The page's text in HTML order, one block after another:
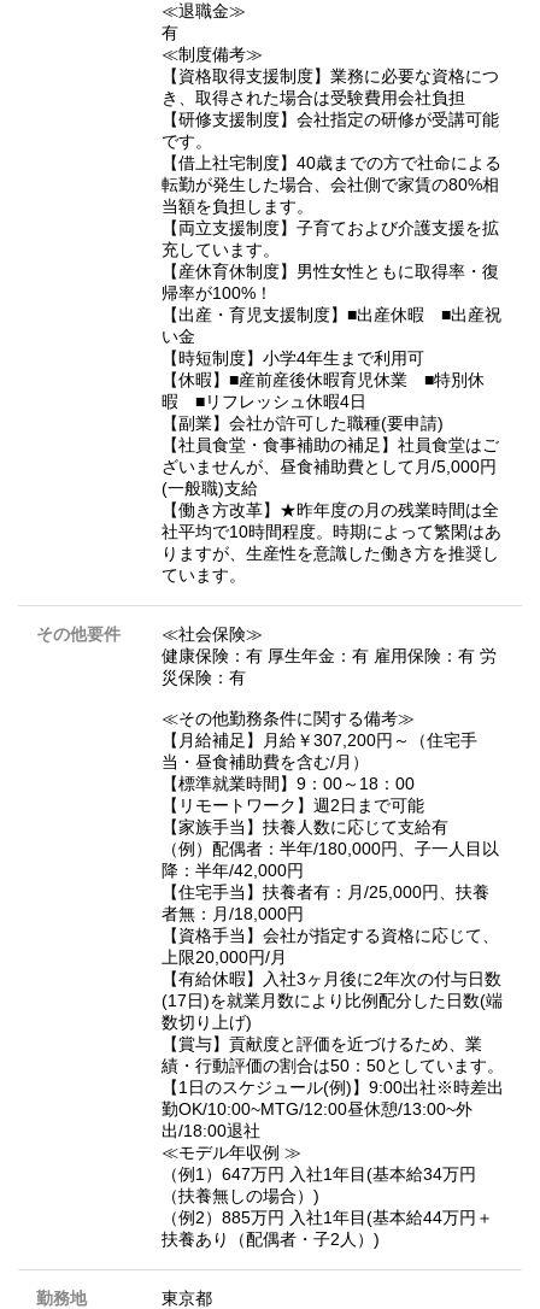
≪退職金≫
有
≪制度備考≫
【資格取得支援制度】業務に必要な資格につ
き、取得された場合は受験費用会社負担
【研修支援制度】会社指定の研修が受講可能
です。
【借上社宅制度】40歳までの方で社命による
転勤が発生した場合、会社側で家賃の80%相
当額を負担します。
【両立支援制度】子育ておよび介護支援を拡
充しています。
【産休育休制度】男性女性ともに取得率・復
帰率が100%！
【出産・育児支援制度】■出産休暇 ■出産祝
い金
【時短制度】小学4年生まで利用可
【休暇】■産前産後休暇育児休業 ■特別休
暇 ■リフレッシュ休暇4日
【副業】会社が許可した職種(要申請)
【社員食堂・食事補助の補足】社員食堂はご
ざいませんが、昼食補助費として月/5,000円
(一般職)支給
【働き方改革】★昨年度の月の残業時間は全
社平均で10時間程度。時期によって繁閑はあ
りますが、生産性を意識した働き方を推奨し
ています。
その他要件
≪社会保険≫
健康保険：有 厚生年金：有 雇用保険：有 労
災保険：有
≪その他勤務条件に関する備考≫
【月給補足】月給￥307,200円～（住宅手
当・昼食補助費を含む/月）
【標準就業時間】9：00～18：00
【リモートワーク】週2日まで可能
【家族手当】扶養人数に応じて支給有
（例）配偶者：半年/180,000円、子一人目以
降：半年/42,000円
【住宅手当】扶養者有：月/25,000円、扶養
者無：月/18,000円
【資格手当】会社が指定する資格に応じて、
上限20,000円/月
【有給休暇】入社3ヶ月後に2年次の付与日数
(17日)を就業月数により比例配分した日数(端
数切り上げ)
【賞与】貢献度と評価を近づけるため、業
績・行動評価の割合は50：50としています。
【1日のスケジュール(例)】9:00出社※時差出
勤OK/10:00~MTG/12:00昼休憩/13:00~外
出/18:00退社
≪モデル年収例 ≫
（例1）647万円 入社1年目(基本給34万円
（扶養無しの場合）)
（例2）885万円 入社1年目(基本給44万円＋
扶養あり（配偶者・子2人）)
勤務地
東京都